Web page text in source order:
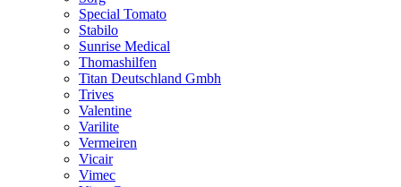
Special Tomato
Stabilo
Sunrise Medical
Thomashilfen
Titan Deutschland Gmbh
Trives
Valentine
Varilite
Vermeiren
Vicair
Vimec